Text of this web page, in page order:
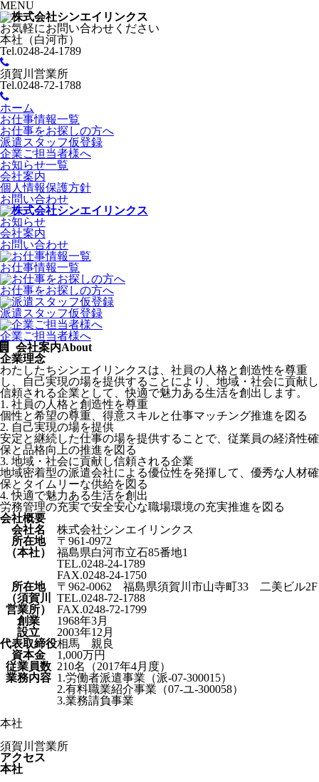
MENU
お気軽にお問い合わせください
本社（白河市）
Tel.0248-24-1789
須賀川営業所
Tel.0248-72-1788
ホーム
お仕事情報一覧
お仕事をお探しの方へ
派遣スタッフ仮登録
企業ご担当者様へ
お知らせ一覧
会社案内
個人情報保護方針
お問い合わせ
お知らせ
会社案内
お問い合わせ
お仕事情報一覧
お仕事をお探しの方へ
派遣スタッフ仮登録
企業ご担当者様へ
会社案内About
企業理念
わたしたちシンエイリンクスは、社員の人格と創造性を尊重
し、自己実現の場を提供することにより、地域・社会に貢献し
信頼される企業として、快適で魅力ある生活を創出します。
1. 社員の人格と創造性を尊重
個性と希望の尊重、得意スキルと仕事マッチング推進を図る
2. 自己実現の場を提供
安定と継続した仕事の場を提供することで、従業員の経済性確
保と品格向上の推進を図る
3. 地域・社会に貢献し信頼される企業
地域密着型の派遣会社による優位性を発揮して、優秀な人材確
保とタイムリーな供給を図る
4. 快適で魅力ある生活を創出
労務管理の充実で安全安心な職場環境の充実推進を図る
会社概要
会社名
株式会社シンエイリンクス
所在地
（本社）
〒961-0972
福島県白河市立石85番地1
TEL.0248-24-1789
FAX.0248-24-1750
所在地
（須賀川
営業所）
〒962-0062 福島県須賀川市山寺町33 二美ビル2F
TEL.0248-72-1788
FAX.0248-72-1799
創業
1968年3月
設立
2003年12月
代表取締役相馬 親良
資本金
1,000万円
従業員数 210名（2017年4月度）
業務内容 1.労働者派遣事業（派-07-300015）
2.有料職業紹介事業（07-ユ-300058）
3.業務請負事業
本社
須賀川営業所
アクセス
本社